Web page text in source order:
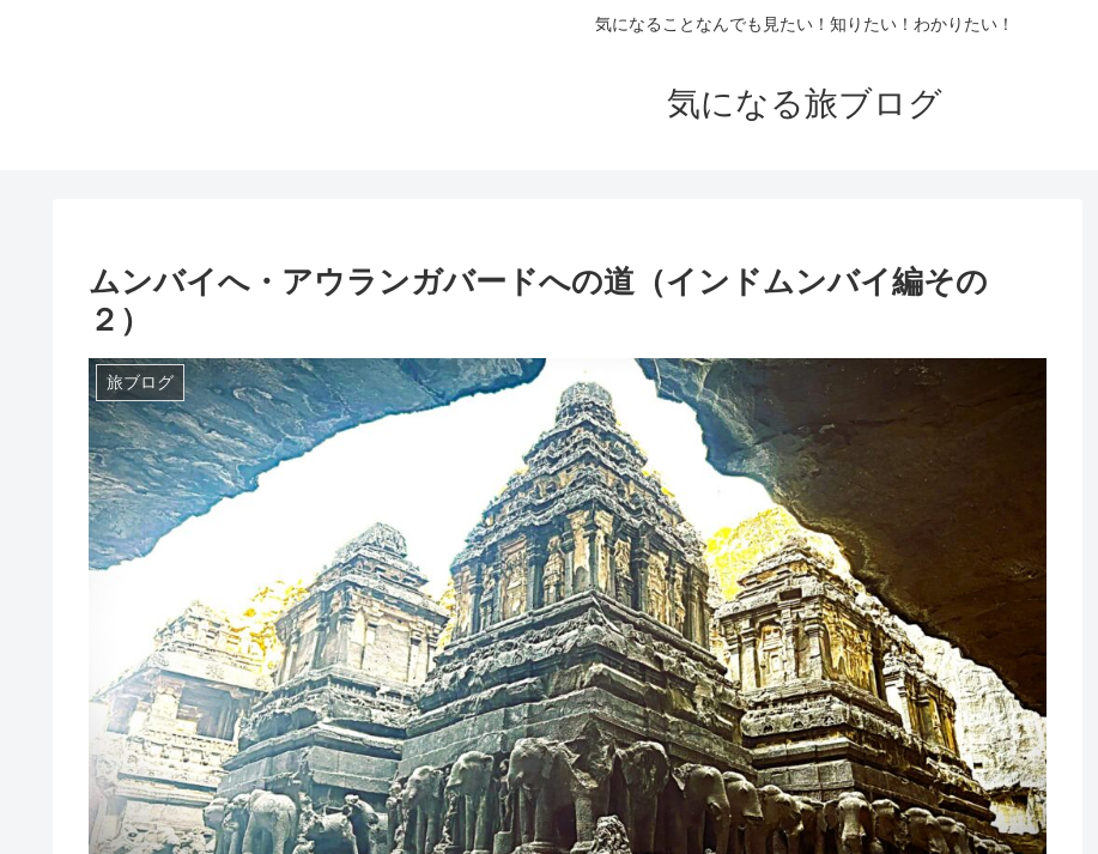
気になることなんでも見たい！知りたい！わかりたい！
気になる旅ブログ
ムンバイへ・アウランガバードへの道（インドムンバイ編その
２）
旅ブログ